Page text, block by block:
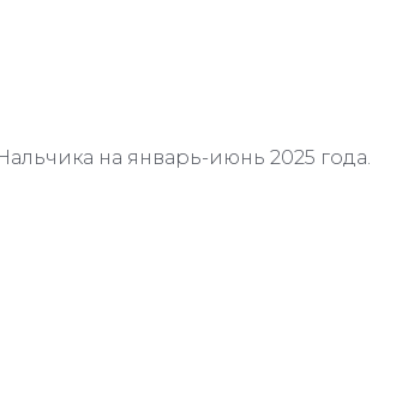
на январь-июнь 2025 года.